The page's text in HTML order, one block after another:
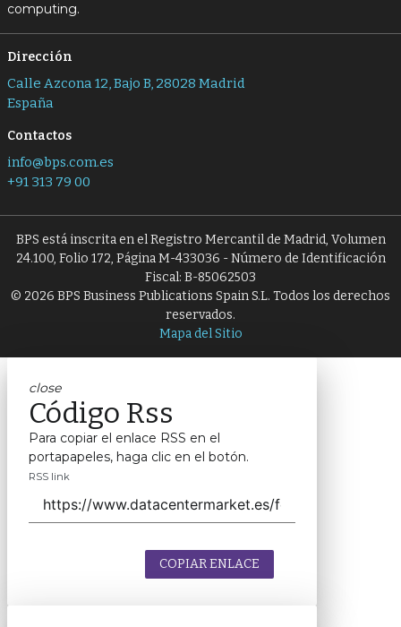
computing.
Dirección
Calle Azcona 12, Bajo B, 28028 Madrid
España
Contactos
info@bps.com.es
+91 313 79 00
BPS está inscrita en el Registro Mercantil de Madrid, Volumen
24.100, Folio 172, Página M-433036 - Número de Identificación
Fiscal: B-85062503
© 2026 BPS Business Publications Spain S.L. Todos los derechos
reservados.
Mapa del Sitio
close
Código Rss
Para copiar el enlace RSS en el
portapapeles, haga clic en el botón.
RSS link
COPIAR ENLACE